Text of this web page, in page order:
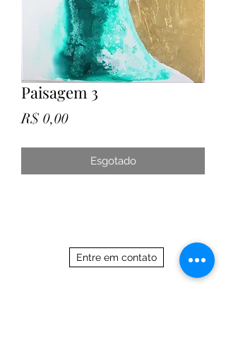
Paisagem 3
R$ 0,00Preço
Esgotado
Entre em contato